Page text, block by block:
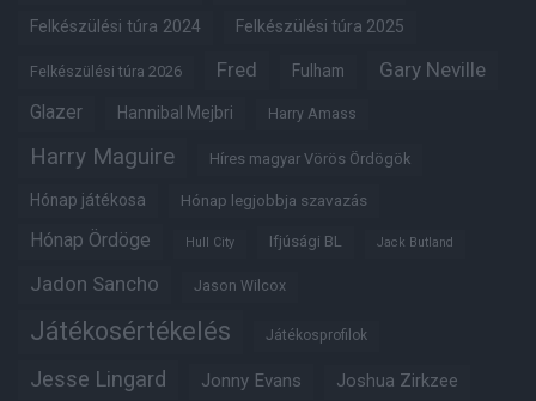
Felkészülési túra 2024 Felkészülési túra 2025
Felkészülési túra 2026 Fred Fulham Gary Neville
Glazer Hannibal Mejbri Harry Amass
Harry Maguire Híres magyar Vörös Ördögök
Hónap játékosa Hónap legjobbja szavazás
Hónap Ördöge Hull City Ifjúsági BL Jack Butland
Jadon Sancho Jason Wilcox
Játékosértékelés Játékosprofilok
Jesse Lingard Jonny Evans Joshua Zirkzee